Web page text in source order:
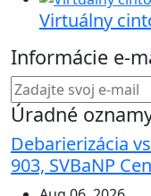
Virtuálny
Informácie e-
Úradné
Debarierizácia
903, SVBaNP